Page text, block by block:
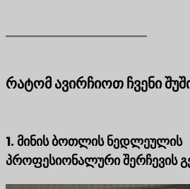
რატომ ავირჩიოთ ჩვენი
1. მინის ბოთლის ნედლეულის
პროფესიონალური შერჩევის